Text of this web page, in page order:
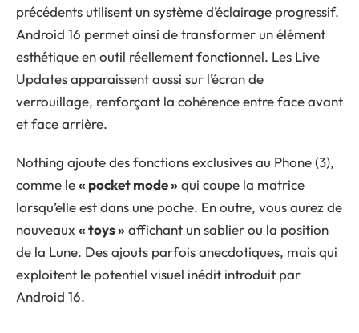
précédents utilisent un système d’éclairage progressif.
Android 16 permet ainsi de transformer un élément
esthétique en outil réellement fonctionnel. Les Live
Updates apparaissent aussi sur l’écran de
verrouillage, renforçant la cohérence entre face avant
et face arrière.
Nothing ajoute des fonctions exclusives au Phone (3),
comme le« pocket mode » qui coupe la matrice
lorsqu’elle est dans une poche. En outre, vous aurez de
nouveaux « toys » affichant un sablier ou la position
de la Lune. Des ajouts parfois anecdotiques, mais qui
exploitent le potentiel visuel inédit introduit par
Android 16.